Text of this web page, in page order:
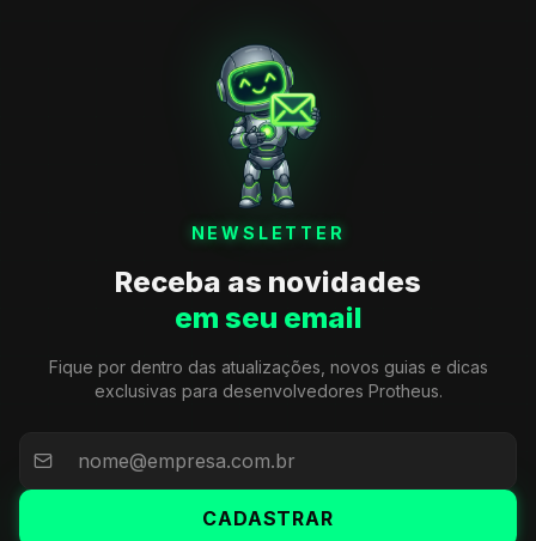
NEWSLETTER
Receba as novidades
em seu email
Fique por dentro das atualizações, novos guias e dicas
exclusivas para desenvolvedores Protheus.
CADASTRAR